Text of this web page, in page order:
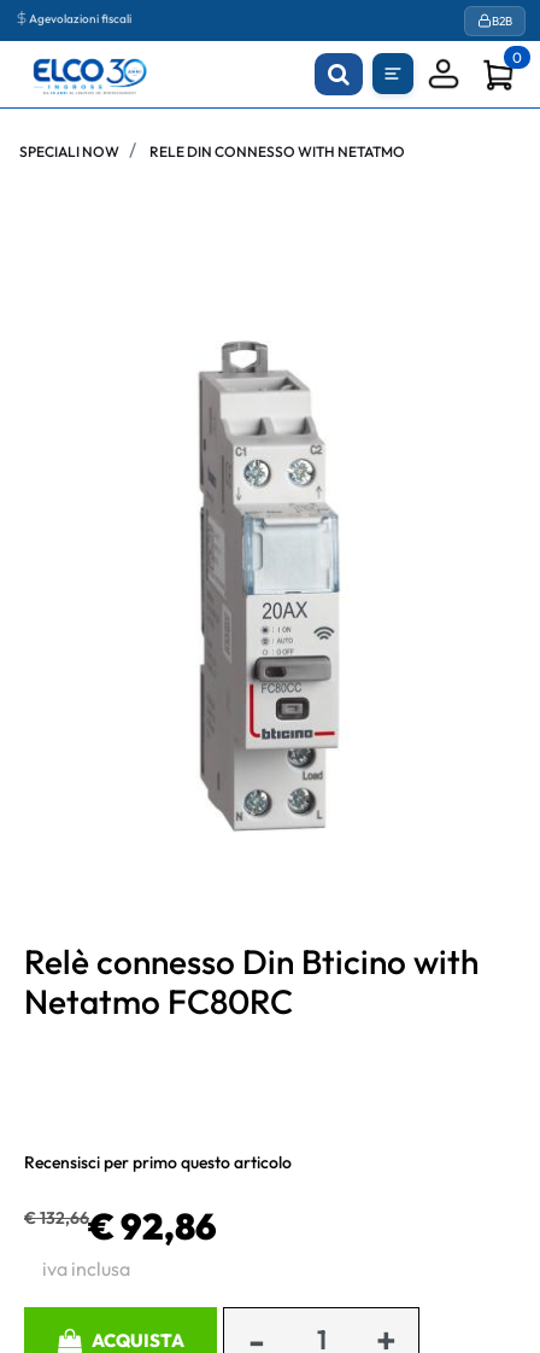
Agevolazioni fiscali B2B
0
SPECIALI NOW RELE DIN CONNESSO WITH NETATMO
Relè connesso Din Bticino with
Netatmo FC80RC
Recensisci per primo questo articolo
€ 132,66€ 92,86
iva inclusa
ACQUISTA